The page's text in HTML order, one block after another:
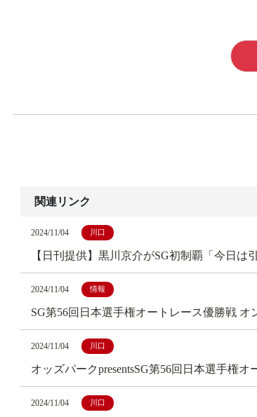
関連リンク
2024/11/04 川口
【日刊提供】黒川京介がSG初制覇「今日は
2024/11/04 情報
SG第56回日本選手権オートレース優勝戦
2024/11/04 川口
オッズパークpresentsSG第56回日本選手権
2024/11/04 川口